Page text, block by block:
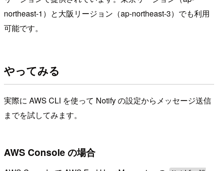
northeast-1）と大阪リージョン（ap-northeast-3）でも利用
可能です。
やってみる
実際に AWS CLI を使って Notify の設定からメッセージ送信
までを試してみます。
AWS Console の場合